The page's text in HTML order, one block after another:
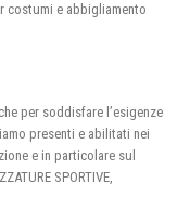
costumi e abbigliamento
per soddisfare l’esigenze
presenti e abilitati nei
e in particolare sul
SPORTIVE,